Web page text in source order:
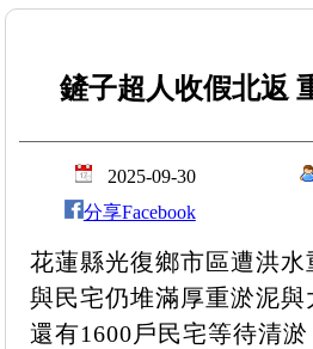
鏟子超人收假北返
2025-09-30
分享Facebook
花蓮縣光復鄉市區遭洪水
與民宅仍堆滿厚重淤泥與
還有1600戶民宅等待清